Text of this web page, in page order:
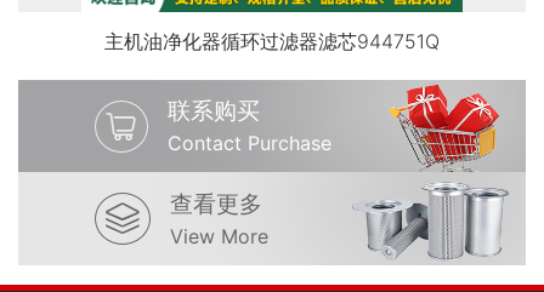
主机油净化器循环过滤器滤芯944751Q
联系购买
Contact Purchase
查看更多
View More